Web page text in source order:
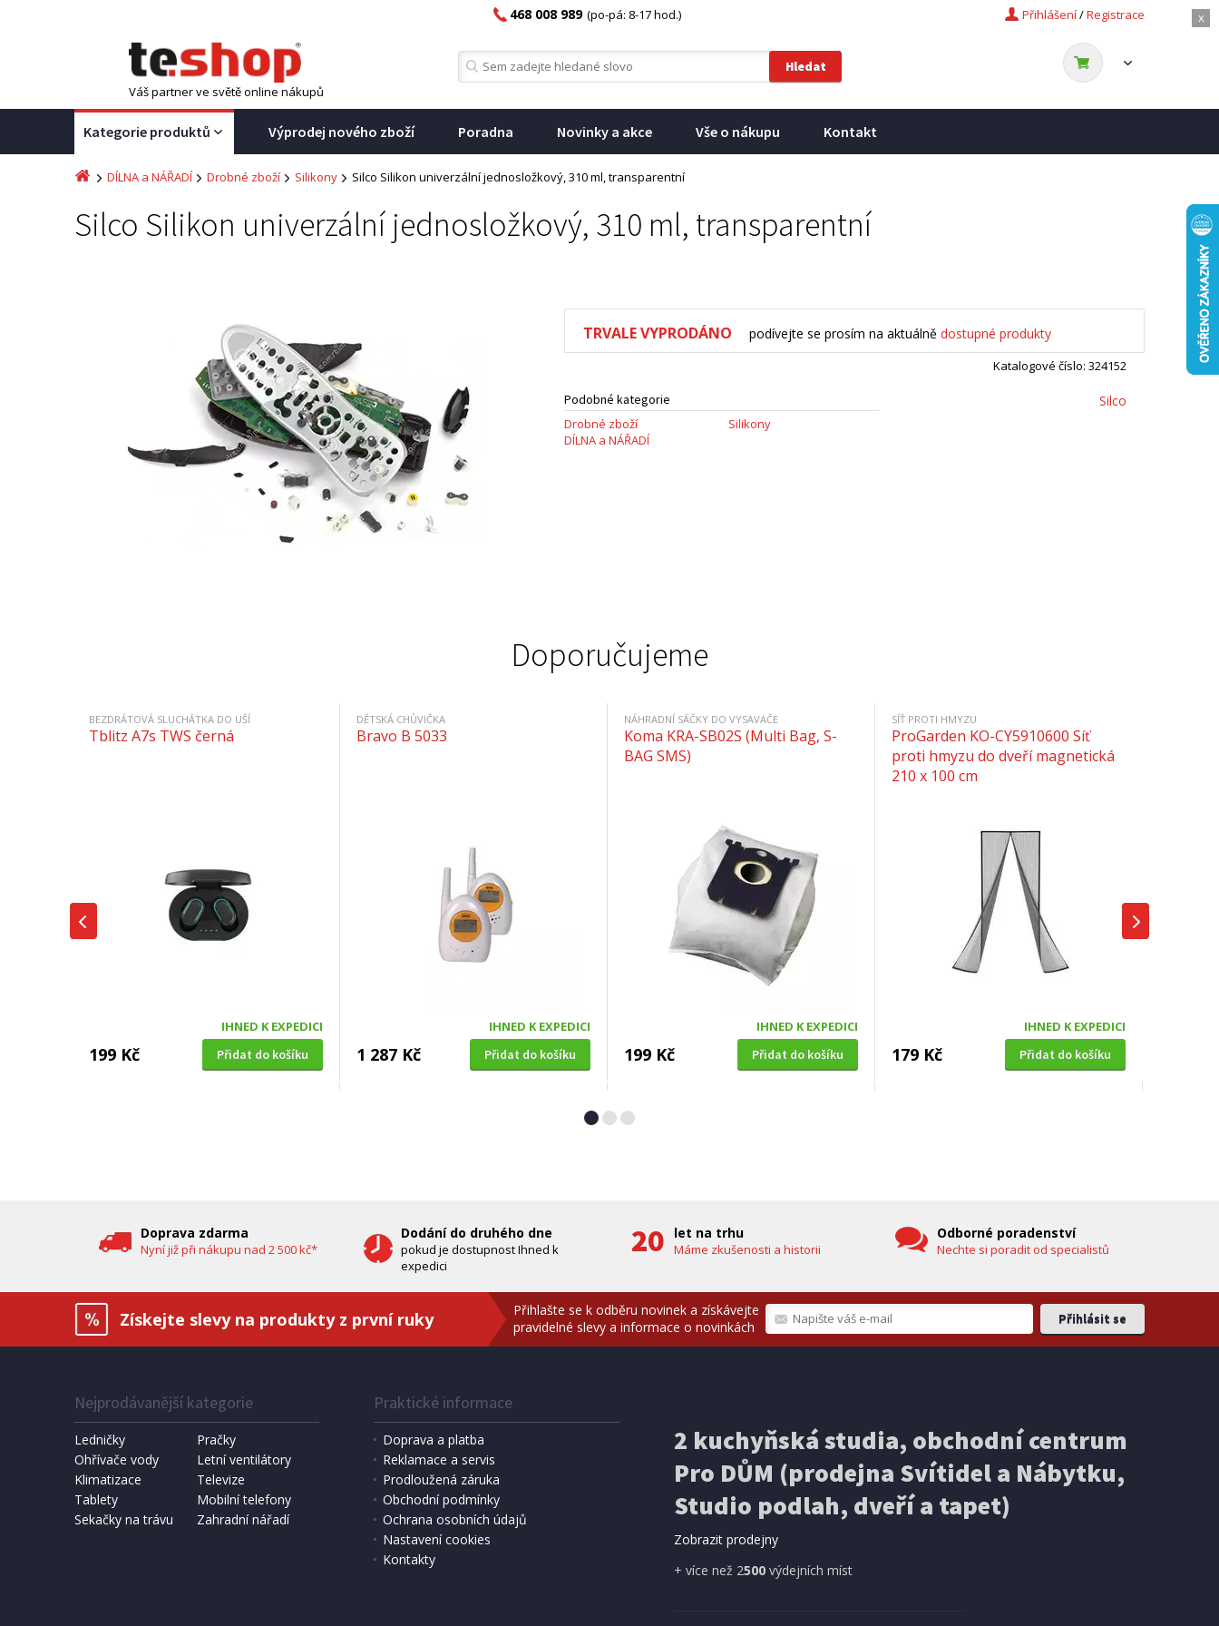
x
Registrace
/
Přihlášení
468 008 989 (po-pá: 8-17 hod.)
Váš partner ve světě online nákupů
Kategorie produktů Výprodej nového zboží Poradna Novinky a akce Vše o nákupu Kontakt
DÍLNA a NÁŘADÍ Drobné zboží Silikony Silco Silikon univerzální jednosložkový, 310 ml, transparentní
Silco Silikon univerzální jednosložkový, 310 ml, transparentní
TRVALE VYPRODÁNO podívejte se prosím na aktuálně dostupné produkty
Katalogové číslo: 324152
Podobné kategorie
Drobné zboží
DÍLNA a NÁŘADÍ
Silikony
Silco
Doporučujeme
BEZDRÁTOVÁ SLUCHÁTKA DO UŠÍ
Tblitz A7s TWS černá
IHNED K EXPEDICI
199 Kč Přidat do košíku
DĚTSKÁ CHŮVIČKA
Bravo B 5033
IHNED K EXPEDICI
1 287 Kč Přidat do košíku
NÁHRADNÍ SÁČKY DO VYSAVAČE
Koma KRA-SB02S (Multi Bag, S-
BAG SMS)
IHNED K EXPEDICI
199 Kč Přidat do košíku
SÍŤ PROTI HMYZU
ProGarden KO-CY5910600 Síť
proti hmyzu do dveří magnetická
210 x 100 cm
IHNED K EXPEDICI
179 Kč Přidat do košíku
IHNED K EXPEDICI
1 190 Kč Přidat do košíku
IHNED K EXPEDICI
6 490 Kč
Extol Craft (99130), 150x180cm,
Přidat do košíku 3 499 Kč Přidat do košíku
DOMÁCÍ PEKÁRNA CHLEBA
Bravo B 4262
SOLÁRNÍ SPRCHA
Hawaj 38 l, černá (vč. teploměru)
DOPRAVA ZDARMA
METEOSTANICE
ECG MS 300 White
ELEKTRICKÁ KOLOBĚŽKA
Ducati PRO-III
Doprava zdarma
Nyní již při nákupu nad 2 500 kč*
Dodání do druhého dne
pokud je dostupnost Ihned k
expedici
let na trhu
Máme zkušenosti a historii
Odborné poradenství
Nechte si poradit od specialistů
Získejte slevy na produkty z první ruky
Přihlašte se k odběru novinek a získávejte
pravidelné slevy a informace o novinkách
Nejprodávanější kategorie
Ledničky
Pračky
Ohřívače vody
Letní ventilátory
Klimatizace
Televize
Tablety
Mobilní telefony
Sekačky na trávu
Zahradní nářadí
Praktické informace
Doprava a platba
Reklamace a servis
Prodloužená záruka
Obchodní podmínky
Ochrana osobních údajů
Nastavení cookies
Kontakty
2 kuchyňská studia, obchodní centrum
Pro DŮM (prodejna Svítidel a Nábytku,
Studio podlah, dveří a tapet)
Zobrazit prodejny
+ více než 2500výdejních míst